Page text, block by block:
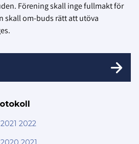
Förening skall inge fullmakt för
skall om-buds rätt att utöva
2022